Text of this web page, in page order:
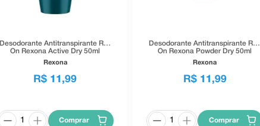
Desodorante Antitranspirante Roll
On Rexona Active Dry 50ml
Rexona
R$ 11 ,99
Comprar
Desodorante Antitranspirante Roll
On Rexona Powder Dry 50ml
Rexona
R$ 11 ,99
Comprar